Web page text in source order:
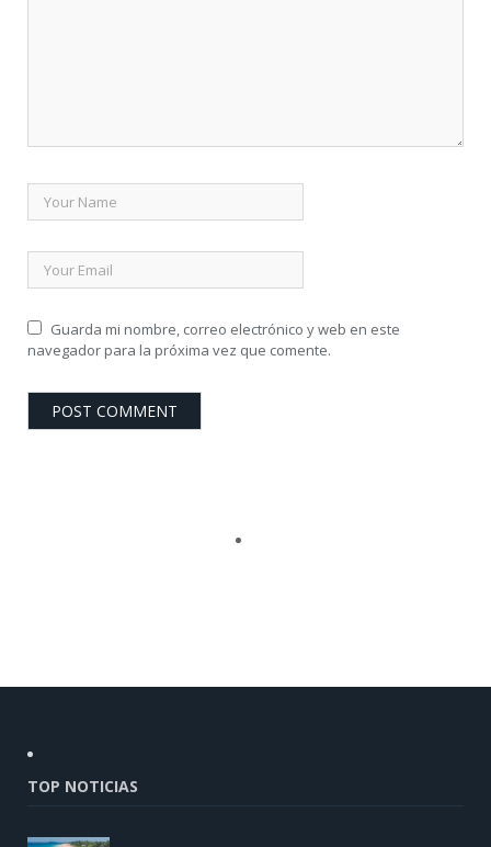
Guarda mi nombre, correo electrónico y web en este
navegador para la próxima vez que comente.
TOP NOTICIAS